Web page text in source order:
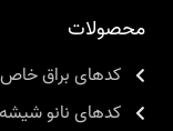
محصولات
کدهای براق خاص
کدهای نانو